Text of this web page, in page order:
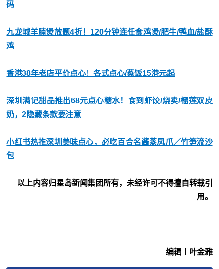
码
九龙城羊腩煲放题4折！120分钟连任食鸡煲/肥牛/鸭血/盐酥
鸡
香港38年老店平价点心！各式点心/蒸饭15港元起
深圳满记甜品推出68元点心糖水！食到虾饺/烧卖/榴莲双皮
奶，2隐藏条款要注意
小红书热推深圳美味点心，必吃百合名酱蒸凤爪／竹笋流沙
包
以上内容归星岛新闻集团所有，未经许可不得擅自转载引
用。
编辑︱叶金雅